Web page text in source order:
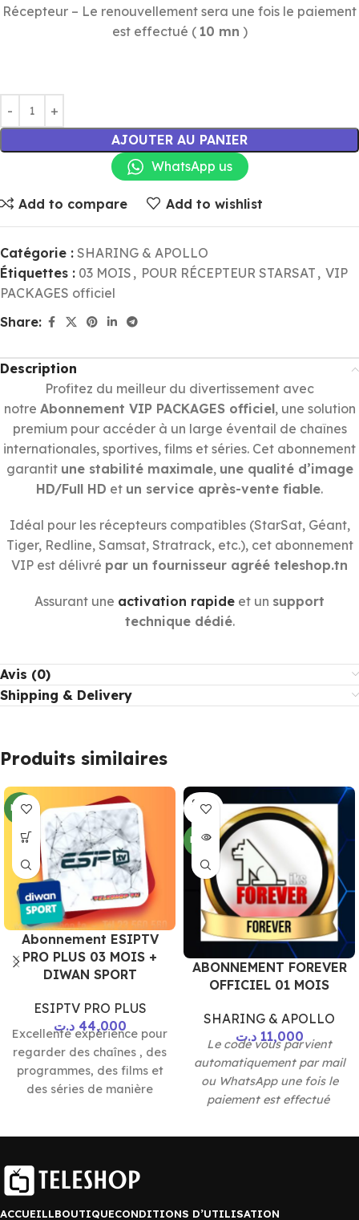
Récepteur – Le renouvellement sera une fois le paiement
est effectué ( 10 mn )
AJOUTER AU PANIER
WhatsApp us
Add to compare Add to wishlist
Catégorie : SHARING & APOLLO
Étiquettes : 03 MOIS , POUR RÉCEPTEUR STARSAT , VIP
PACKAGES officiel
Share:
Description
Profitez du meilleur du divertissement avec
notre Abonnement VIP PACKAGES officiel, une solution
premium pour accéder à un large éventail de chaînes
internationales, sportives, films et séries. Cet abonnement
garantit une stabilité maximale, une qualité d’image
HD/Full HD et un service après-vente fiable.
Idéal pour les récepteurs compatibles (StarSat, Géant,
Tiger, Redline, Samsat, Stratrack, etc.), cet abonnement
VIP est délivré par un fournisseur agréé teleshop.tn
Assurant une activation rapide et un support
technique dédié.
Avis (0)
Shipping & Delivery
Produits similaires
NEW
Abonnement ESIPTV
PRO PLUS 03 MOIS +
DIWAN SPORT
ESIPTV PRO PLUS
44,000 د.ت
Excellente expérience pour
regarder des chaînes , des
programmes, des films et
des séries de manière
Le code vous parvient
mail ou WhatsApp une fois
le paiement est effectué
Lien de téléchargement :
SOLD
OUT
NEW
ABONNEMENT FOREVER
OFFICIEL 01 MOIS
SHARING & APOLLO
11,000 د.ت
Le code vous parvient
automatiquement par mail
ou WhatsApp une fois le
paiement est effectué
ACCUEILLBOUTIQUECONDITIONS D’UTILISATION